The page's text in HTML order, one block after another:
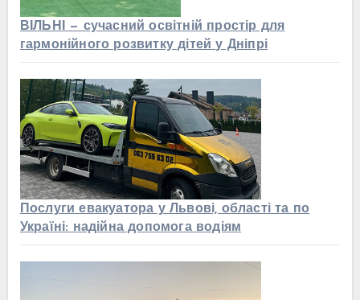
ВІЛЬНІ — сучасний освітній простір для
гармонійного розвитку дітей у Дніпрі
Послуги евакуатора у Львові, області та по
Україні: надійна допомога водіям